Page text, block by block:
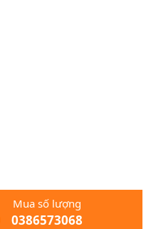
Mua số lượng
0386573068